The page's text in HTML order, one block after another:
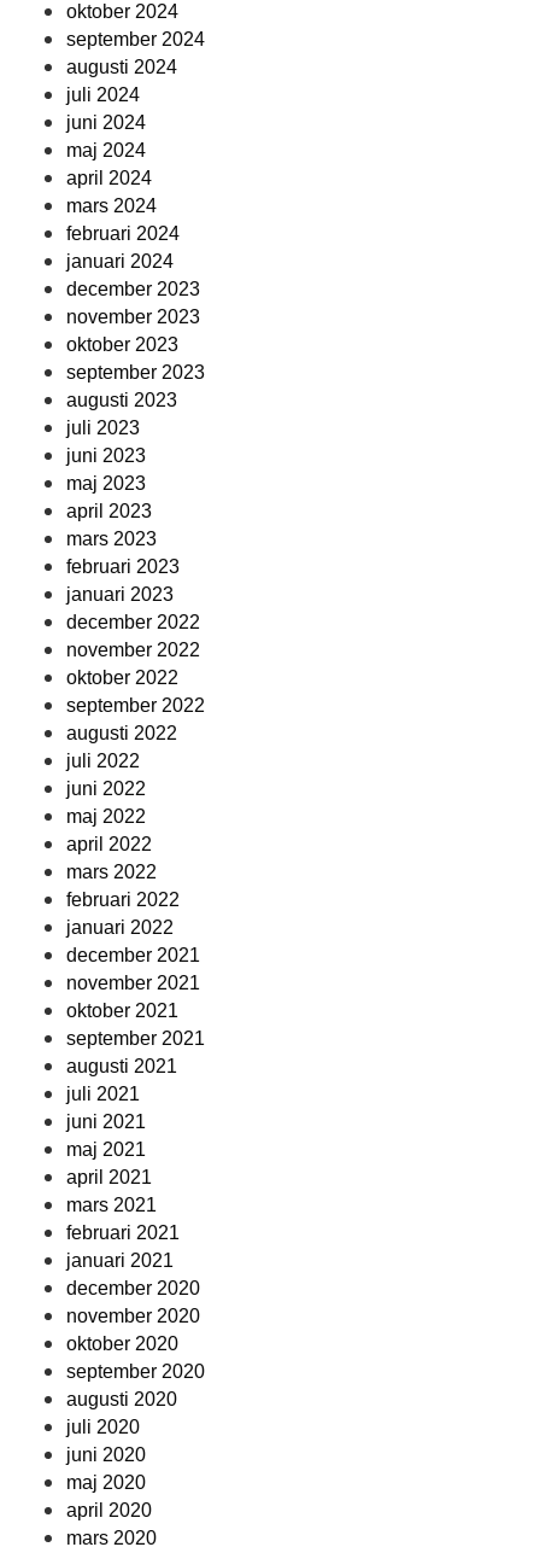
oktober 2024
september 2024
augusti 2024
juli 2024
juni 2024
maj 2024
april 2024
mars 2024
februari 2024
januari 2024
december 2023
november 2023
oktober 2023
september 2023
augusti 2023
juli 2023
juni 2023
maj 2023
april 2023
mars 2023
februari 2023
januari 2023
december 2022
november 2022
oktober 2022
september 2022
augusti 2022
juli 2022
juni 2022
maj 2022
april 2022
mars 2022
februari 2022
januari 2022
december 2021
november 2021
oktober 2021
september 2021
augusti 2021
juli 2021
juni 2021
maj 2021
april 2021
mars 2021
februari 2021
januari 2021
december 2020
november 2020
oktober 2020
september 2020
augusti 2020
juli 2020
juni 2020
maj 2020
april 2020
mars 2020